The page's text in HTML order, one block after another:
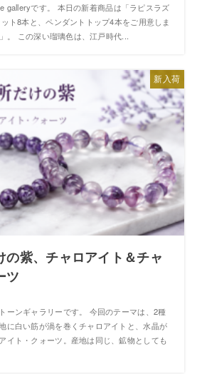
galleryです。 本日の新着商品は「ラピスラズ
ト8本と、ペンダントトップ4本をご用意しま
。 この深い瑠璃色は、江戸時代...
新入荷
の紫、チャロアイト＆チャ
ツ
ーンギャラリーです。 今回のテーマは、2種
に白い筋が渦を巻くチャロアイトと、水晶が
イト・クォーツ。産地は同じ、鉱物としても